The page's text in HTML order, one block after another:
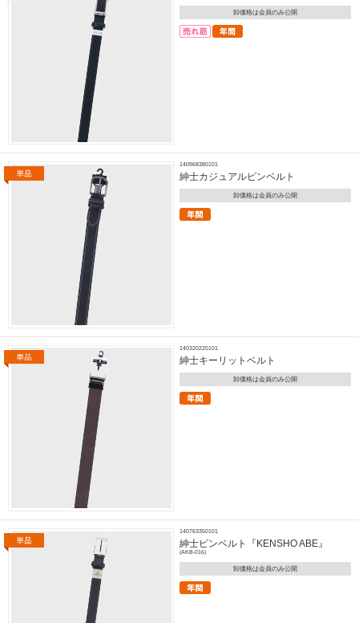
卸価格は会員のみ公開
140968380101
紳士カジュアルピンベルト
卸価格は会員のみ公開
140320220101
紳士キーリットベルト
卸価格は会員のみ公開
140763350101
紳士ピンベルト『KENSHO ABE』
(AKB-016)
卸価格は会員のみ公開